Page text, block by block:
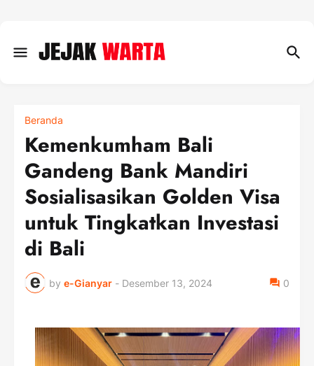
Beranda
Kemenkumham Bali
Gandeng Bank Mandiri
Sosialisasikan Golden Visa
untuk Tingkatkan Investasi
di Bali
by e-Gianyar - Desember 13, 2024 0